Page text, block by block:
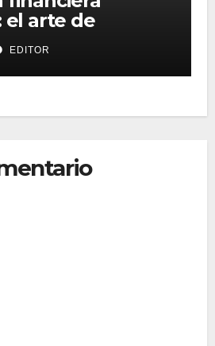
el arte de
hasta 30%
final del año
EDITOR